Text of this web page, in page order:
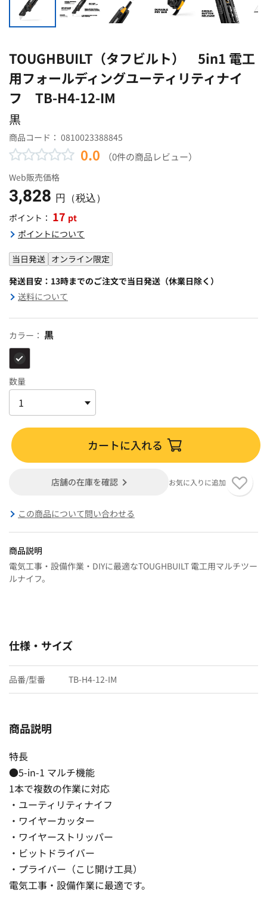
TOUGHBUILT（タフビルト） 5in1 電工
用フォールディングユーティリティナイ
フ TB-H4-12-IM
黒
商品コード： 0810023388845
0.0 （0件の商品レビュー）
Web販売価格
3,828 円（税込）
ポイント： 17 pt
ポイントについて
当日発送 オンライン限定
発送目安：13時までのご注文で当日発送（休業日除く）
送料について
カラー： 黒
数量
カートに入れる
店舗の在庫を確認 お気に入りに追加
この商品について問い合わせる
商品説明
電気工事・設備作業・DIYに最適なTOUGHBUILT 電工用マルチツー
ルナイフ。
仕様・サイズ
品番/型番 TB-H4-12-IM
商品説明
特長
●5-in-1 マルチ機能
1本で複数の作業に対応
・ユーティリティナイフ
・ワイヤーカッター
・ワイヤーストリッパー
・ビットドライバー
・プライバー（こじ開け工具）
電気工事・設備作業に最適です。